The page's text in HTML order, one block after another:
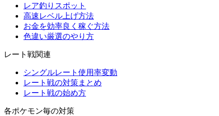
レア釣りスポット
高速レベル上げ方法
お金を効率良く稼ぐ方法
色違い厳選のやり方
レート戦関連
シングルレート使用率変動
レート戦の対策まとめ
レート戦の始め方
各ポケモン毎の対策